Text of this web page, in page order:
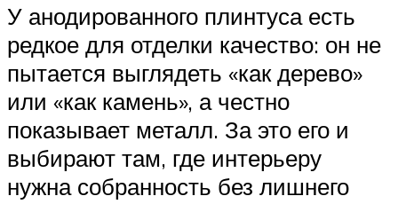
У анодированного плинтуса есть
редкое для отделки качество: он не
пытается выглядеть «как дерево»
или «как камень», а честно
показывает металл. За это его и
выбирают там, где интерьеру
нужна собранность без лишнего